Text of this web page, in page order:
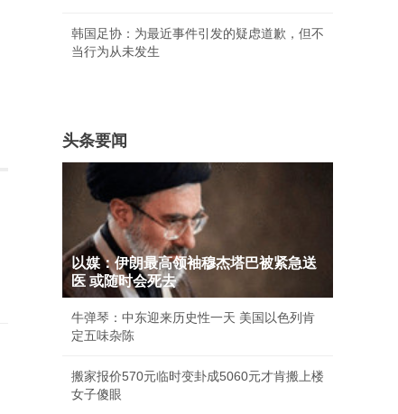
韩国足协：为最近事件引发的疑虑道歉，但不
当行为从未发生
头条要闻
以媒：伊朗最高领袖穆杰塔巴被紧急送
医 或随时会死去
牛弹琴：中东迎来历史性一天 美国以色列肯
定五味杂陈
搬家报价570元临时变卦成5060元才肯搬上楼
女子傻眼